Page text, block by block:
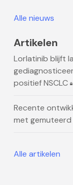
Alle nieuws
Artikelen
Lorlatinib blijft
positief NSCLC
Recente
met gemuteerd
Alle artikelen